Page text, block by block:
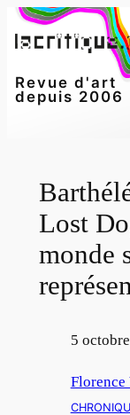
Aller
au
Revue d'art
depuis 2006
Lost
monde
5
Florence